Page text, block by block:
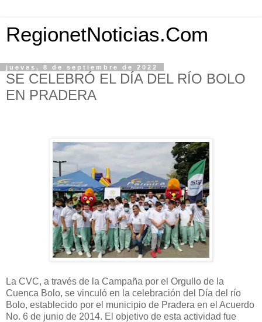
RegionetNoticias.Com
jueves, 8 de septiembre de 2022
SE CELEBRÓ EL DÍA DEL RÍO BOLO
EN PRADERA
La CVC, a través de la Campaña por el Orgullo de la
Cuenca Bolo, se vinculó en la celebración del Día del río
Bolo, establecido por el municipio de Pradera en el Acuerdo
No. 6 de junio de 2014. El objetivo de esta actividad fue